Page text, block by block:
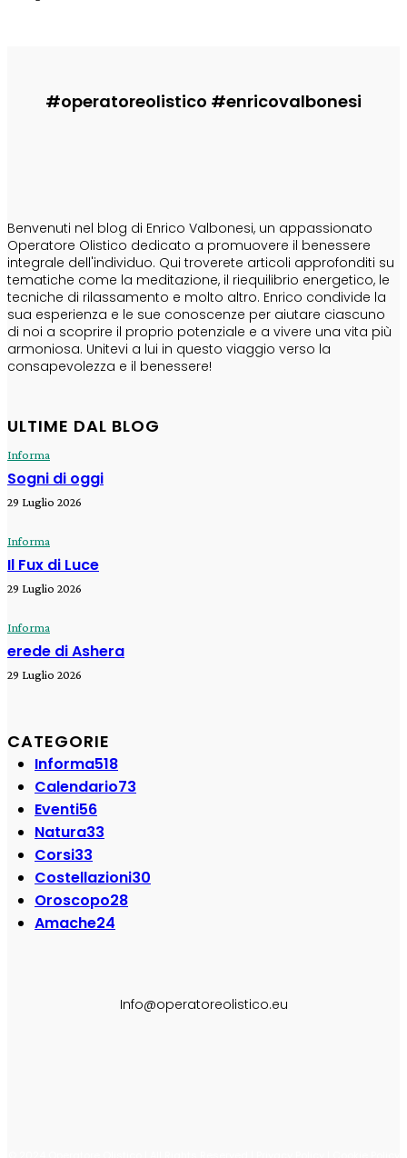
#operatoreolistico #enricovalbonesi
Benvenuti nel blog di Enrico Valbonesi, un appassionato
Operatore Olistico dedicato a promuovere il benessere
integrale dell'individuo. Qui troverete articoli approfonditi su
tematiche come la meditazione, il riequilibrio energetico, le
tecniche di rilassamento e molto altro. Enrico condivide la
sua esperienza e le sue conoscenze per aiutare ciascuno
di noi a scoprire il proprio potenziale e a vivere una vita più
armoniosa. Unitevi a lui in questo viaggio verso la
consapevolezza e il benessere!
ULTIME DAL BLOG
Informa
Sogni di oggi
29 Luglio 2026
Informa
Il Fux di Luce
29 Luglio 2026
Informa
erede di Ashera
29 Luglio 2026
CATEGORIE
Informa518
Calendario73
Eventi56
Natura33
Corsi33
Costellazioni30
Oroscopo28
Amache24
Info@operatoreolistico.eu